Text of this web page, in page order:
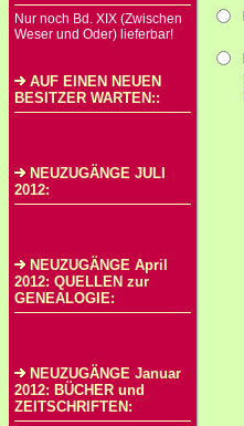
Nur noch Bd. XIX (Zwischen
Weser und Oder) lieferbar!
AUF EINEN NEUEN
BESITZER WARTEN::
NEUZUGÄNGE JULI
2012:
NEUZUGÄNGE April
2012: QUELLEN zur
GENEALOGIE:
NEUZUGÄNGE Januar
2012: BÜCHER und
ZEITSCHRIFTEN: